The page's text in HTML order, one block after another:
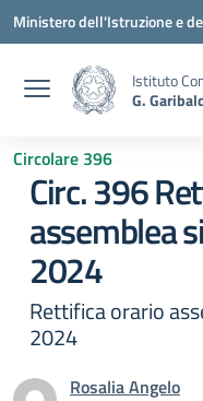
Vai ai contenuti
Vai al menu di navigazione
Vai al footer
Ministero dell'Istruzione e
Istituto
G.
Circolare 396
Circ. 396
assemblea
2024
Rettifica orario
2024
Rosalia Angelo